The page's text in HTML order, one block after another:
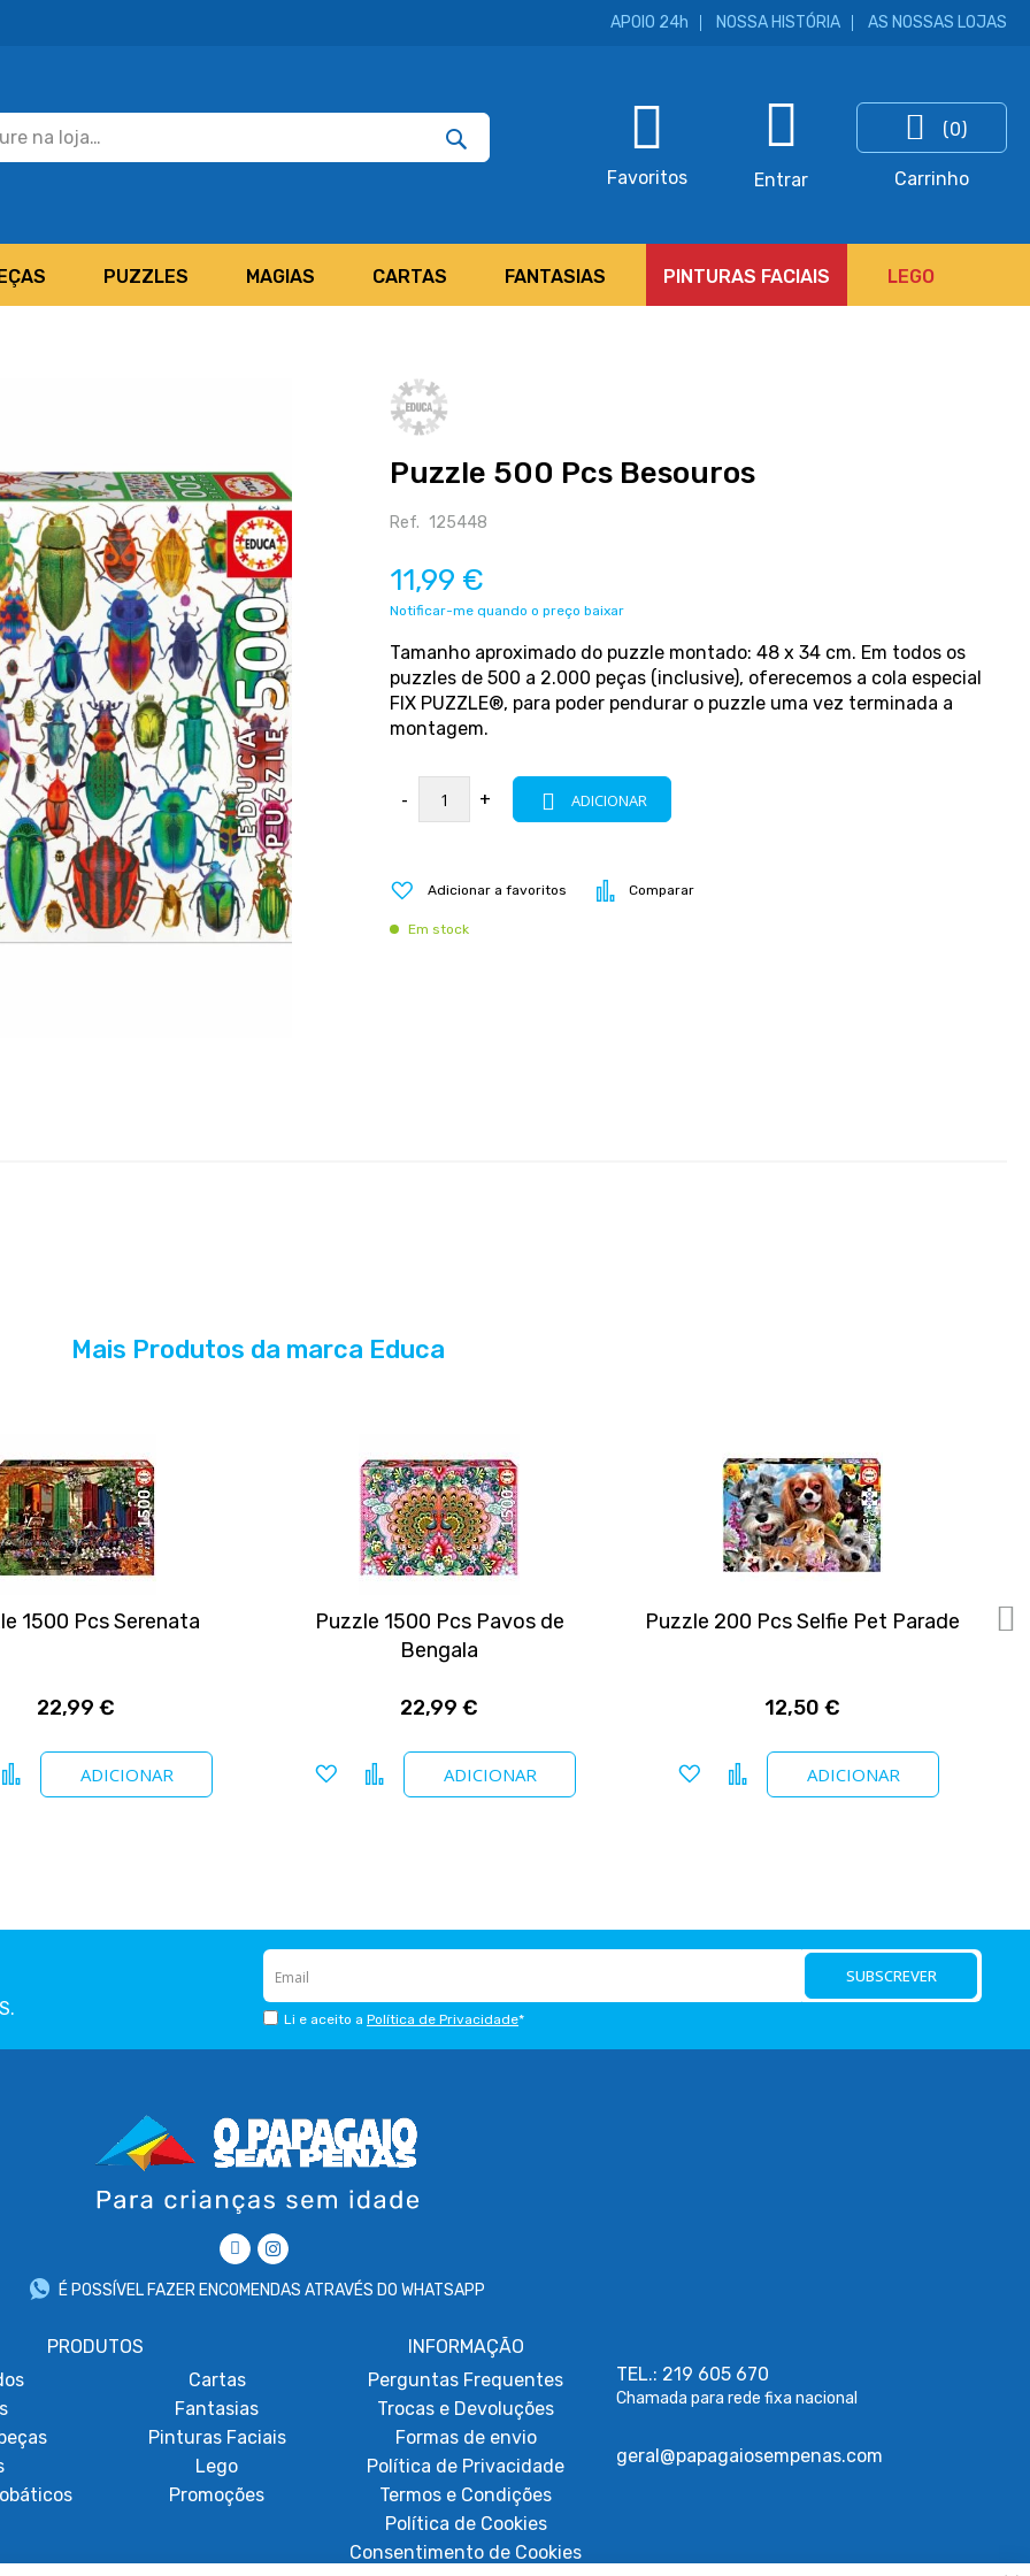
APOIO 24h NOSSA HISTÓRIA AS NOSSAS LOJAS
Pesquisar Pesquisar
Favoritos Entrar
(0)
Carrinho
PUZZLES MAGIAS CARTAS FANTASIAS PINTURAS FACIAIS LEGO
Puzzle 500 Pcs Besouros
Ref. 125448
11,99 €
Notificar-me quando o preço baixar
Tamanho aproximado do puzzle montado: 48 x 34 cm. Em todos os
puzzles de 500 a 2.000 peças (inclusive), oferecemos a cola especial
FIX PUZZLE®, para poder pendurar o puzzle uma vez terminada a
montagem.
- + ADICIONAR
Adicionar a favoritos Comparar
Em stock
Mais Produtos da marca Educa
1500 Pcs Serenata
22,99 €
ADICIONAR
a favoritos
Comparar
Puzzle 1500 Pcs Pavos de
Bengala
22,99 €
ADICIONAR
Adicionar a favoritos
Comparar
Puzzle 200 Pcs Selfie Pet Parade
12,50 €
ADICIONAR
Adicionar a favoritos
Comparar
SUBSCREVER
Li e aceito a Política de Privacidade*
É POSSÍVEL FAZER ENCOMENDAS ATRAVÉS DO WHATSAPP
PRODUTOS
Cartas
Fantasias
Pinturas Faciais
Lego
Promoções
INFORMAÇÃO
Perguntas Frequentes
Trocas e Devoluções
Formas de envio
Política de Privacidade
Termos e Condições
Política de Cookies
Consentimento de Cookies
TEL.: 219 605 670
Chamada para rede fixa nacional
geral@papagaiosempenas.com